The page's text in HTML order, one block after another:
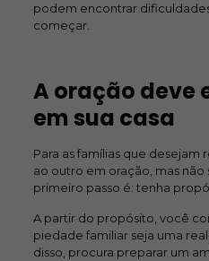
podem encontrar
começar.
A oração deve
em sua casa
Para as famílias que desejam
ao outro em oração, mas
primeiro passo é: tenha
A partir do propósito, você
piedade familiar seja uma
disso, procura preparar um